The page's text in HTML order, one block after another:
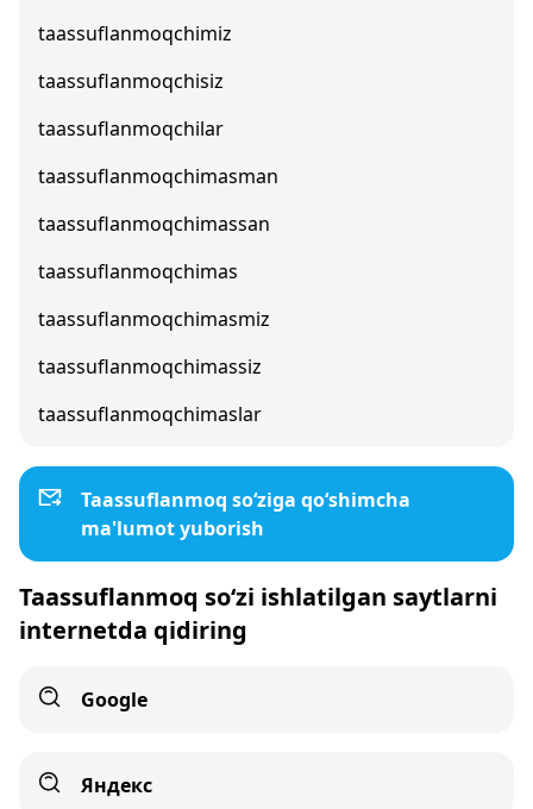
taassuflanmoqchimiz
taassuflanmoqchisiz
taassuflanmoqchilar
taassuflanmoqchimasman
taassuflanmoqchimassan
taassuflanmoqchimas
taassuflanmoqchimasmiz
taassuflanmoqchimassiz
taassuflanmoqchimaslar
Taassuflanmoq so‘ziga qo‘shimcha
ma'lumot yuborish
Taassuflanmoq so‘zi ishlatilgan saytlarni
internetda qidiring
Google
Яндекс